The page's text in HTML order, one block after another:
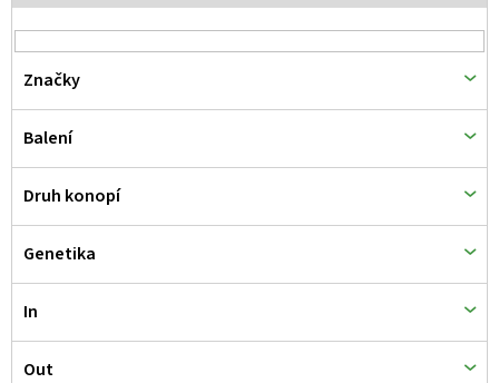
Značky
Balení
Druh konopí
Genetika
In
Out
s
p
r
o
d
u
k
t
ů